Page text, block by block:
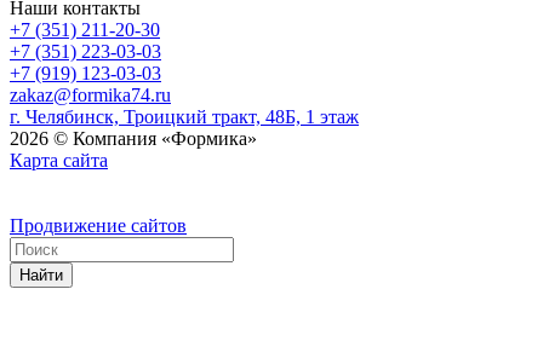
Наши контакты
+7 (351) 211-20-30
+7 (351) 223-03-03
+7 (919) 123-03-03
zakaz@formika74.ru
г. Челябинск, Троицкий тракт, 48Б, 1 этаж
2026 © Компания «Формика»
Карта сайта
Продвижение сайтов
Найти